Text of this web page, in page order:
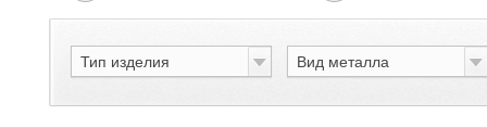
Тип изделия Вид металла